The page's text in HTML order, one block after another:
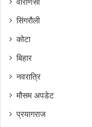
वाराणसी
सिंगरौली
कोटा
बिहार
नवरात्रि
मौसम अपडेट
प्रयागराज